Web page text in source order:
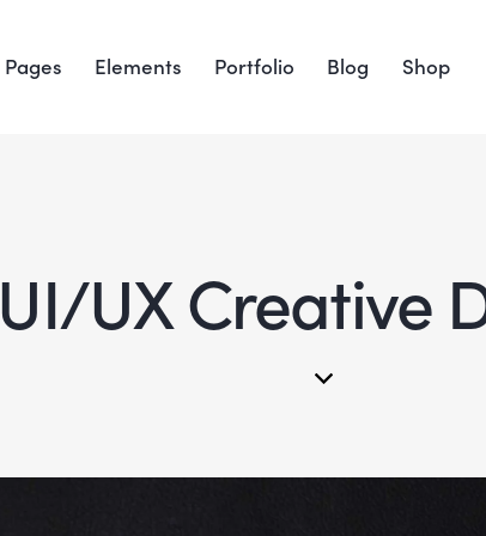
Pages Elements Portfolio Blog Shop
UI/UX Creative